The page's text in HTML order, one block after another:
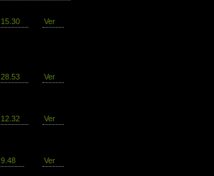
15.30 Ver
28.53 Ver
12.32 Ver
9.48 Ver